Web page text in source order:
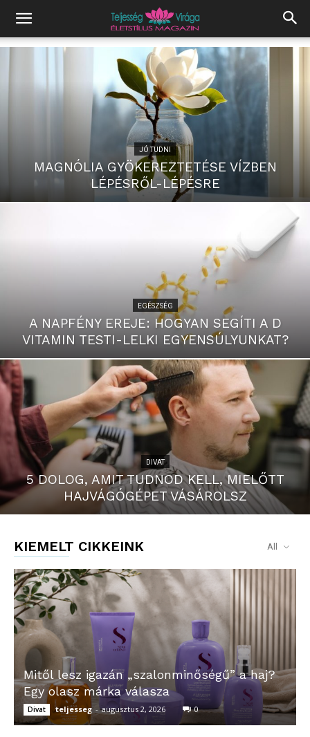
JÓ TUDNI
MAGNÓLIA GYÖKEREZTETÉSE VÍZBEN
LÉPÉSRŐL-LÉPÉSRE
EGÉSZSÉG
A NAPFÉNY EREJE: HOGYAN SEGÍTI A D
VITAMIN TESTI-LELKI EGYENSÚLYUNKAT?
DIVAT
5 DOLOG, AMIT TUDNOD KELL, MIELŐTT
HAJVÁGÓGÉPET VÁSÁROLSZ
KIEMELT CIKKEINK All
Mitől lesz igazán „szalonminőségű” a haj?
Egy olasz márka válasza
Divat teljesseg - augusztus 2, 2026 0